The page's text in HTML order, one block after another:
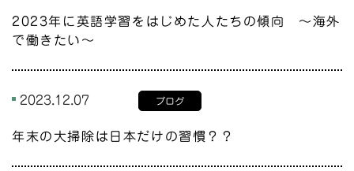
2023年に英語学習をはじめた人たちの傾向 〜海外
で働きたい〜
2023.12.07 ブログ
年末の大掃除は日本だけの習慣？？